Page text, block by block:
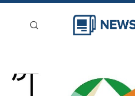
新聞稿分類